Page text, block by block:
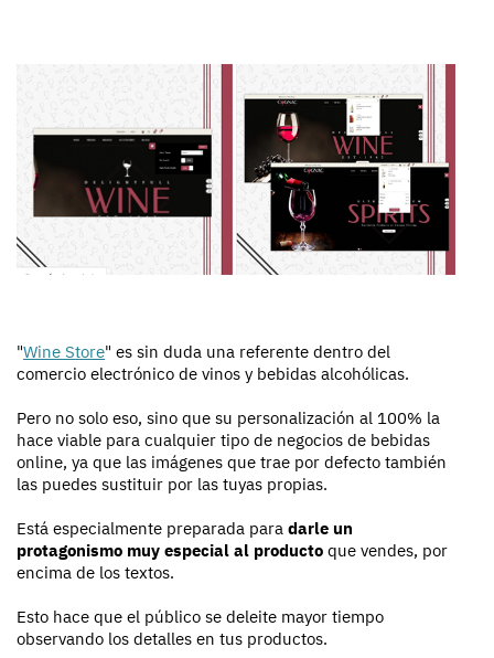
"Wine Store" es sin duda una referente dentro del
comercio electrónico de vinos y bebidas alcohólicas.
Pero no solo eso, sino que su personalización al 100% la
hace viable para cualquier tipo de negocios de bebidas
online, ya que las imágenes que trae por defecto también
las puedes sustituir por las tuyas propias.
Está especialmente preparada para darle un
protagonismo muy especial al producto que vendes, por
encima de los textos.
Esto hace que el público se deleite mayor tiempo
observando los detalles en tus productos.